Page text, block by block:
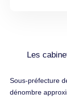
Les
Sous-préfecture
dénombre